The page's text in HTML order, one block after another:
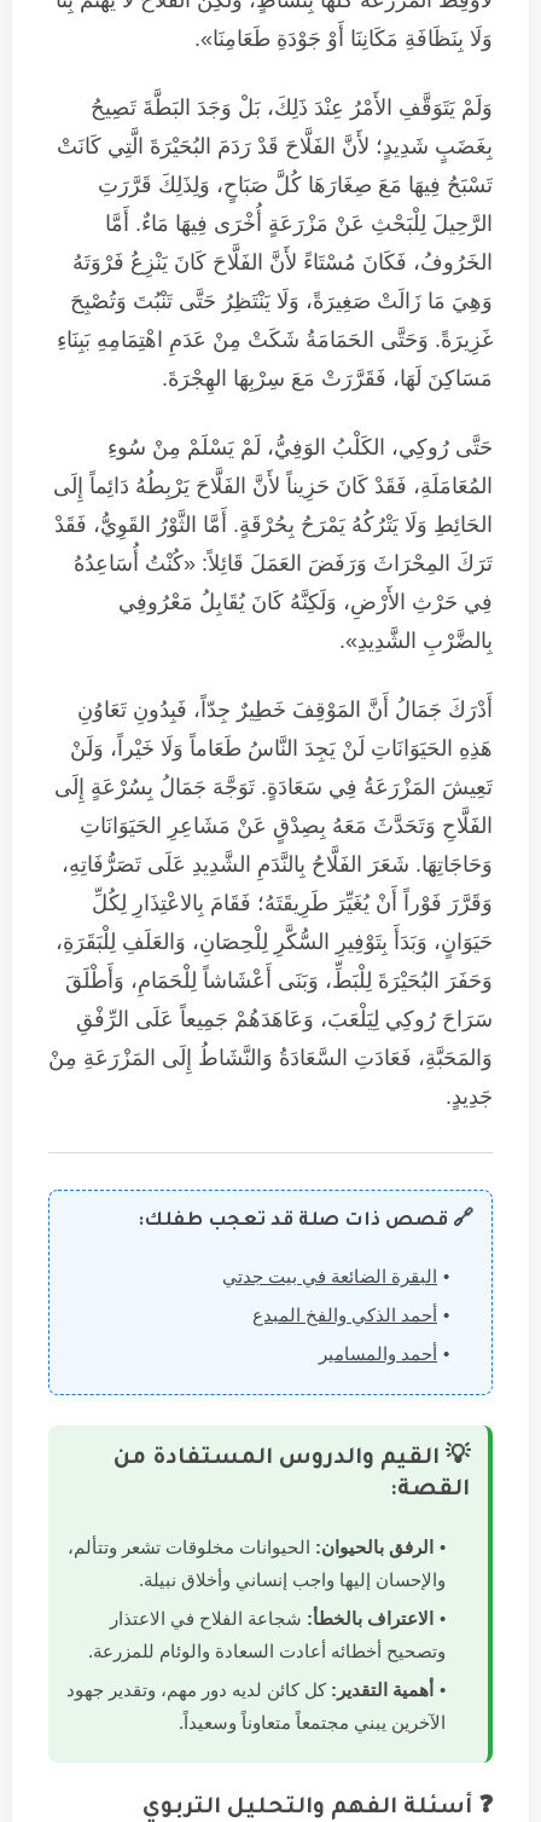
وَلَا بِنَظَافَةِ مَكَانِنَا أَوْ جَوْدَةِ طَعَامِنَا».
وَلَمْ يَتَوَقَّفِ الأَمْرُ عِنْدَ ذَلِكَ، بَلْ وَجَدَ البَطَّةَ تَصِيحُ
بِغَضَبٍ شَدِيدٍ؛ لأَنَّ الفَلَّاحَ قَدْ رَدَمَ البُحَيْرَةَ الَّتِي كَانَتْ
تَسْبَحُ فِيهَا مَعَ صِغَارَهَا كُلَّ صَبَاحٍ، وَلِذَلِكَ قَرَّرَتِ
الرَّحِيلَ لِلْبَحْثِ عَنْ مَزْرَعَةٍ أُخْرَى فِيهَا مَاءٌ. أَمَّا
الخَرُوفُ، فَكَانَ مُسْتَاءً لأَنَّ الفَلَّاحَ كَانَ يَنْزِعُ فَرْوَتَهُ
وَهِيَ مَا زَالَتْ صَغِيرَةً، وَلَا يَنْتَظِرُ حَتَّى تَنْبُتَ وَتُصْبِحَ
غَزِيرَةً. وَحَتَّى الحَمَامَةُ شَكَتْ مِنْ عَدَمِ اهْتِمَامِهِ بَبِنَاءِ
مَسَاكِنَ لَهَا، فَقَرَّرَتْ مَعَ سِرْبِهَا الهِجْرَةَ.
حَتَّى رُوكِي، الكَلْبُ الوَفِيُّ، لَمْ يَسْلَمْ مِنْ سُوءِ
المُعَامَلَةِ، فَقَدْ كَانَ حَزِيناً لأَنَّ الفَلَّاحَ يَرْبِطُهُ دَائِماً إِلَى
الحَائِطِ وَلَا يَتْرُكُهُ يَمْرَحُ بِحُرْقَةٍ. أَمَّا الثَّوْرُ القَوِيُّ، فَقَدْ
تَرَكَ المِحْرَاثَ وَرَفَضَ العَمَلَ قَائِلاً: «كُنْتُ أُسَاعِدُهُ
فِي حَرْثِ الأَرْضِ، وَلَكِنَّهُ كَانَ يُقَابِلُ مَعْرُوفِي
بِالضَّرْبِ الشَّدِيدِ».
أَدْرَكَ جَمَالُ أَنَّ المَوْقِفَ خَطِيرٌ جِدّاً، فَبِدُونِ تَعَاوُنِ
هَذِهِ الحَيَوَانَاتِ لَنْ يَجِدَ النَّاسُ طَعَاماً وَلَا خَيْراً، وَلَنْ
تَعِيشَ المَزْرَعَةُ فِي سَعَادَةٍ. تَوَجَّهَ جَمَالُ بِسُرْعَةٍ إِلَى
الفَلَّاحِ وَتَحَدَّثَ مَعَهُ بِصِدْقٍ عَنْ مَشَاعِرِ الحَيَوَانَاتِ
وَحَاجَاتِهَا. شَعَرَ الفَلَّاحُ بِالنَّدَمِ الشَّدِيدِ عَلَى تَصَرُّفَاتِهِ،
وَقَرَّرَ فَوْراً أَنْ يُغَيِّرَ طَرِيقَتَهُ؛ فَقَامَ بِالاعْتِذَارِ لِكُلِّ
حَيَوَانٍ، وَبَدَأَ بِتَوْفِيرِ السُّكَّرِ لِلْحِصَانِ، وَالعَلَفِ لِلْبَقَرَةِ،
وَحَفَرَ البُحَيْرَةَ لِلْبَطِّ، وَبَنَى أَعْشَاشاً لِلْحَمَامِ، وَأَطْلَقَ
سَرَاحَ رُوكِي لِيَلْعَبَ، وَعَاهَدَهُمْ جَمِيعاً عَلَى الرِّفْقِ
وَالمَحَبَّةِ، فَعَادَتِ السَّعَادَةُ وَالنَّشَاطُ إِلَى المَزْرَعَةِ مِنْ
جَدِيدٍ.
🔗 قصص ذات صلة قد تعجب طفلك:
البقرة الضائعة في بيت جدتي
أحمد الذكي والفخ المبدع
أحمد والمسامير
💡 القيم والدروس المستفادة من
القصة:
الرفق بالحيوان: الحيوانات مخلوقات تشعر وتتألم،
والإحسان إليها واجب إنساني وأخلاق نبيلة.
الاعتراف بالخطأ: شجاعة الفلاح في الاعتذار
وتصحيح أخطائه أعادت السعادة والوئام للمزرعة.
أهمية التقدير: كل كائن لديه دور مهم، وتقدير جهود
الآخرين يبني مجتمعاً متعاوناً وسعيداً.
❓ أسئلة الفهم والتحليل التربوي